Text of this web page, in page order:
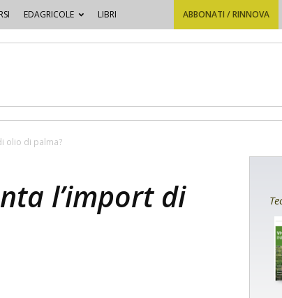
EDAGRICOLE LIBRI ABBONATI / RINNOVA
olio di palma?
l’import di